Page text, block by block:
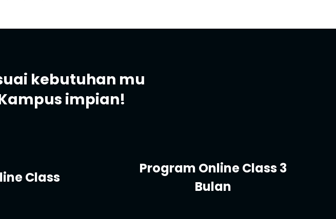
kebutuhan mu
impian!
Class 3
Program Supercamp